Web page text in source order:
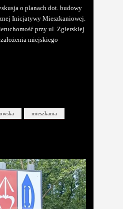
o planach dot. budowy
Inicjatywy Mieszkaniowej.
przy ul. Zgierskiej
miejskiego
mieszkania